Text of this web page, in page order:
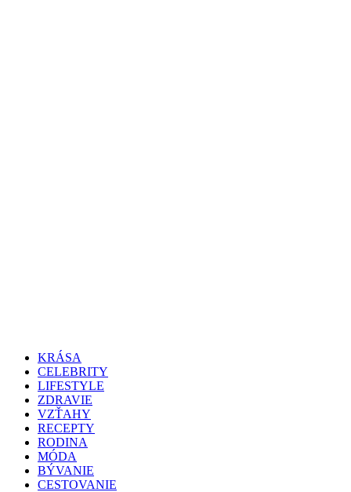
KRÁSA
CELEBRITY
LIFESTYLE
ZDRAVIE
VZŤAHY
RECEPTY
RODINA
MÓDA
BÝVANIE
CESTOVANIE